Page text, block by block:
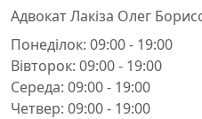
Адвокат Лакіза Олег
Понеділок: 09:00 - 19:00
Вівторок: 09:00 - 19:00
Середа: 09:00 - 19:00
Четвер: 09:00 - 19:00